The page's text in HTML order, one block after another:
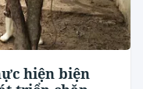
hiện biện